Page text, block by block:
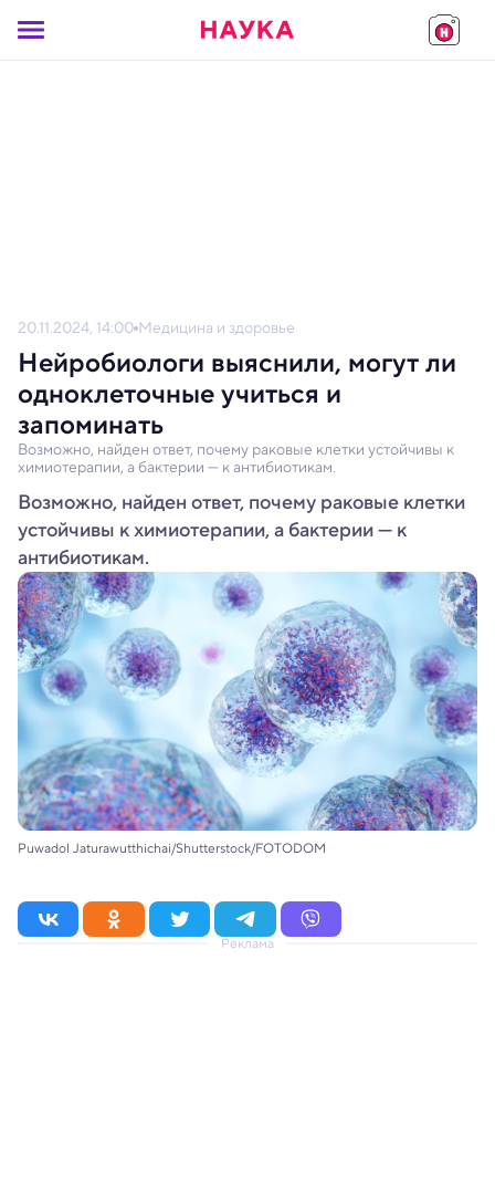
20.11.2024, 14:00 Медицина и здоровье
Нейробиологи выяснили, могут ли
одноклеточные учиться и
запоминать
Возможно, найден ответ, почему раковые клетки устойчивы к
химиотерапии, а бактерии — к антибиотикам.
Возможно, найден ответ, почему раковые клетки
устойчивы к химиотерапии, а бактерии — к
антибиотикам.
Puwadol Jaturawutthichai/Shutterstock/FOTODOM
Реклама